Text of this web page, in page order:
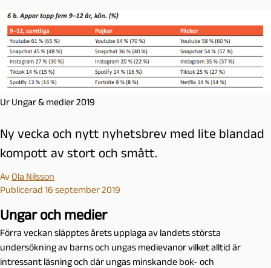
Ur Ungar & medier 2019
Ny vecka och nytt nyhetsbrev med lite blandad
kompott av stort och smått.
AvOla Nilsson
Publicerad 16 september 2019
Ungar och medier
Förra veckan släpptes årets upplaga av landets största
undersökning av barns och ungas medievanor vilket alltid är
intressant läsning och där ungas minskande bok- och